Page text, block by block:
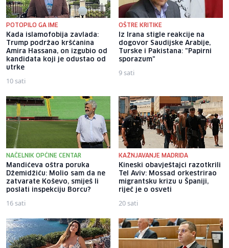
POTOPILO GA IME
Kada islamofobija zavlada:
Trump podržao kršćanina
Amira Hassana, on izgubio od
kandidata koji je odustao od
utrke
10 sati
OŠTRE KRITIKE
Iz Irana stigle reakcije na
dogovor Saudijske Arabije,
Turske i Pakistana: "Papirni
sporazum"
9 sati
NAČELNIK OPĆINE CENTAR
Mandićeva oštra poruka
Džemidžiću: Molio sam da ne
zatvarate Koševo, smiješ li
poslati inspekciju Borcu?
16 sati
KAŽNJAVANJE MADRIDA
Kineski obavještajci razotkrili
Tel Aviv: Mossad orkestrirao
migrantsku krizu u Španiji,
riječ je o osveti
20 sati